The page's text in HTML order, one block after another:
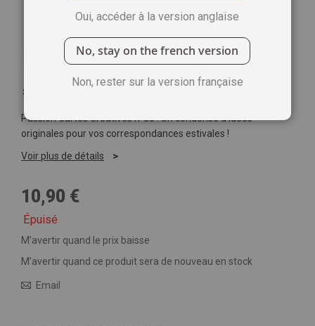
Soyez le premier à commenter ce produit
Passion Cartes Créatives n°35 : Un condensé d'idées
originales pour vos correspondances estivales !
Voir plus de détails
10,90 €
Épuisé
M’avertir quand le prix baisse
M’avertir quand ce produit sera de nouveau en stock
Email
Oui, accéder à la version anglaise
No, stay on the french version
Non, rester sur la version française